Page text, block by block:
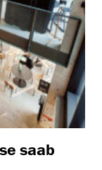
saab